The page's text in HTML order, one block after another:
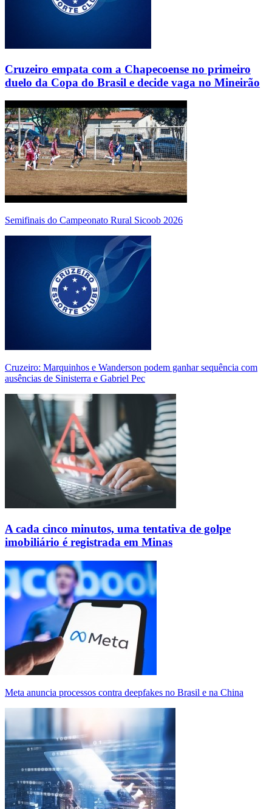
Cruzeiro empata com a Chapecoense no primeiro
duelo da Copa do Brasil e decide vaga no Mineirão
Semifinais do Campeonato Rural Sicoob 2026
Cruzeiro: Marquinhos e Wanderson podem ganhar sequência com
ausências de Sinisterra e Gabriel Pec
A cada cinco minutos, uma tentativa de golpe
imobiliário é registrada em Minas
Meta anuncia processos contra deepfakes no Brasil e na China